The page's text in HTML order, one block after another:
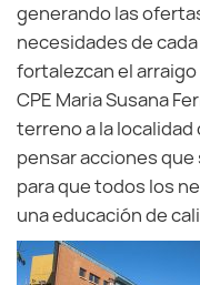
generando las
necesidades de
fortalezcan el arraigo
CPE Maria Susana
terreno a la localidad
pensar acciones
para que todos los
una educación de